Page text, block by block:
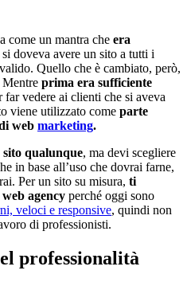
come un mantra che era
si doveva avere un sito a tutti i
Quello che è cambiato, però,
prima era sufficiente
far vedere ai clienti che si aveva
viene utilizzato come parte
web marketing.
qualunque, ma devi scegliere
in base all’uso che dovrai farne,
Per un sito su misura, ti
agency perché oggi sono
veloci e responsive, quindi non
di professionisti.
professionalità